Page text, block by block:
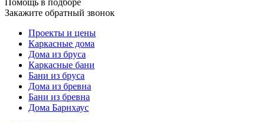
Помощь в подборе
Закажите обратный звонок
Проекты и цены
Каркасные дома
Дома из бруса
Каркасные бани
Бани из бруса
Дома из бревна
Бани из бревна
Дома Барнхаус